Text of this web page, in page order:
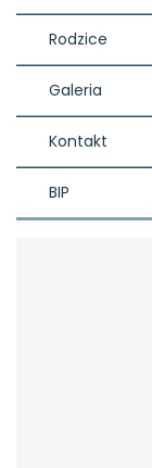
Rodzice
Galeria
Kontakt
BIP